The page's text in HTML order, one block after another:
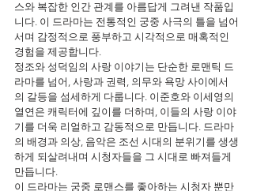
스와 복잡한 인간 관계를 아름답게 그려낸 작품입
니다. 이 드라마는 전통적인 궁중 사극의 틀을 넘어
서며 감정적으로 풍부하고 시각적으로 매혹적인
경험을 제공합니다.
정조와 성덕임의 사랑 이야기는 단순한 로맨틱 드
라마를 넘어, 사랑과 권력, 의무와 욕망 사이에서
의 갈등을 섬세하게 다룹니다. 이준호와 이세영의
열연은 캐릭터에 깊이를 더하며, 이들의 사랑 이야
기를 더욱 리얼하고 감동적으로 만듭니다. 드라마
의 배경과 의상, 음악은 조선 시대의 분위기를 생생
하게 되살려내며 시청자들을 그 시대로 빠져들게
만듭니다.
이 드라마는 궁중 로맨스를 좋아하는 시청자 뿐만